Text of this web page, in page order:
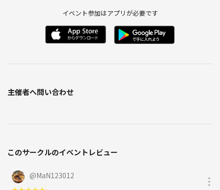
イベント参加はアプリが必要です
主催者へ問い合わせ
このサークルのイベントレビュー
@MaN123012